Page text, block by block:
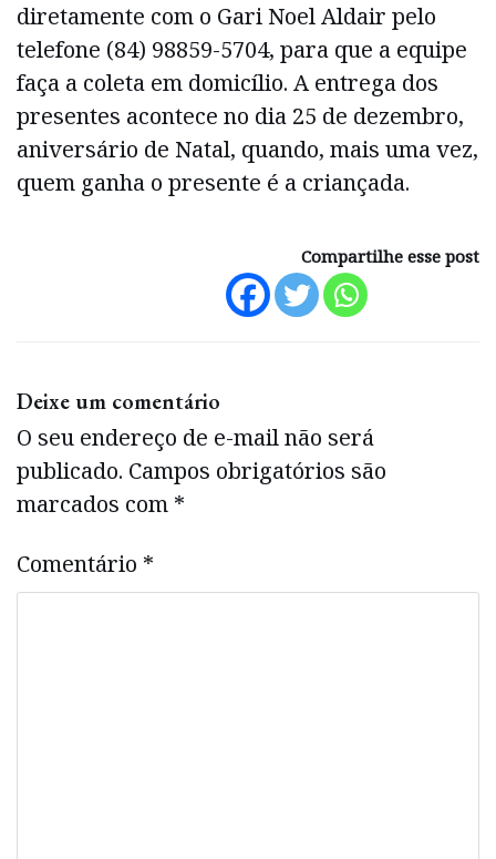
diretamente com o Gari Noel Aldair pelo
telefone (84) 98859-5704, para que a equipe
faça a coleta em domicílio. A entrega dos
presentes acontece no dia 25 de dezembro,
aniversário de Natal, quando, mais uma vez,
quem ganha o presente é a criançada.
Compartilhe esse post
Deixe um comentário
O seu endereço de e-mail não será
publicado. Campos obrigatórios são
marcados com *
Comentário *